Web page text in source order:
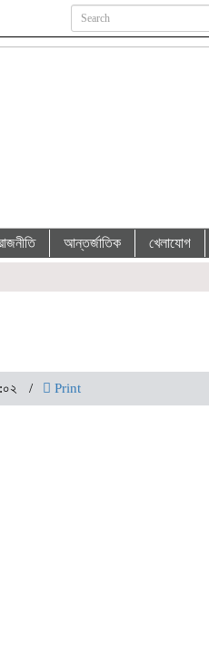
আন্তর্জাতিক খেলাযোগ
Print